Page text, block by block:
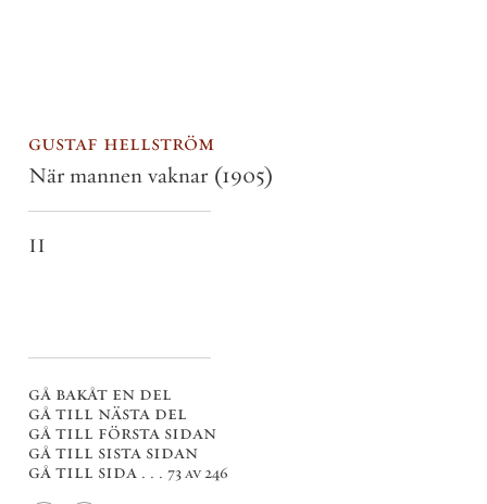
gustaf hellström
När mannen vaknar (1905)
II
gå bakåt en del
gå till nästa del
gå till första sidan
gå till sista sidan
gå till sida . . . 73 av 246